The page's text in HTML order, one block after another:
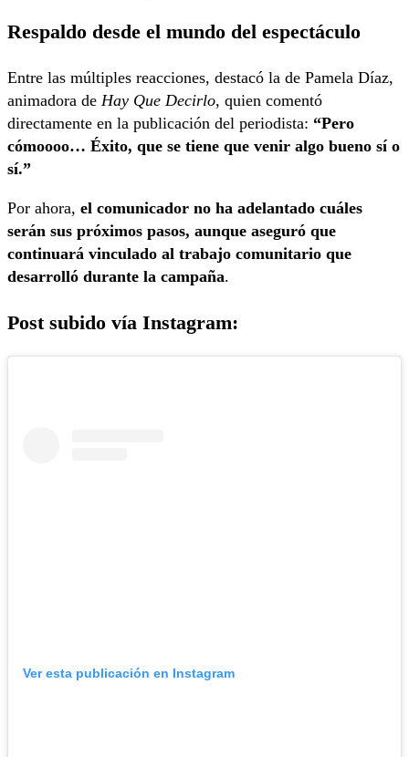
Respaldo desde el mundo del espectáculo
Entre las múltiples reacciones, destacó la de Pamela Díaz,
animadora de Hay Que Decirlo, quien comentó
directamente en la publicación del periodista: “Pero
cómoooo… Éxito, que se tiene que venir algo bueno sí o
sí.”
Por ahora, el comunicador no ha adelantado cuáles
serán sus próximos pasos, aunque aseguró que
continuará vinculado al trabajo comunitario que
desarrolló durante la campaña.
Post subido vía Instagram:
Ver esta publicación en Instagram